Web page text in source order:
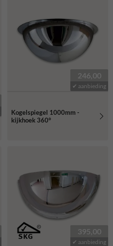
246,00
✔ aanbieding
Kogelspiegel 1000mm -
kijkhoek 360°
395,00
✔ aanbieding